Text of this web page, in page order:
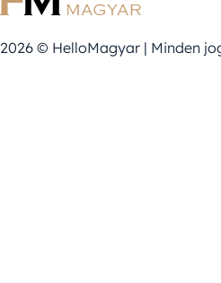
2026 © HelloMagyar | Minden